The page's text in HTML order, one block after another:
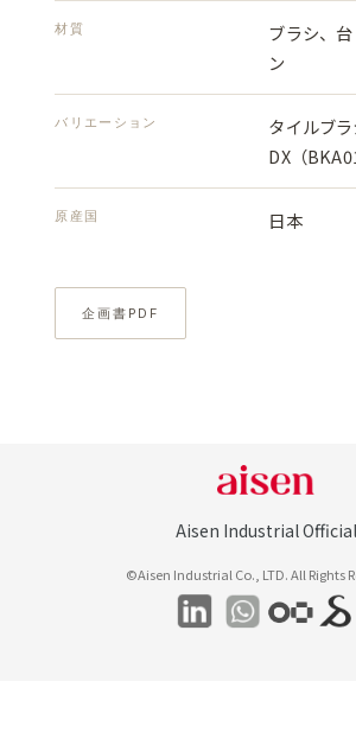
材質
ブラシ、
ン
バリエーション
タイルブラ
DX（BKA01
原産国 日本
企画書PDF
Aisen Industrial Official
©Aisen Industrial Co., LTD. All Rights